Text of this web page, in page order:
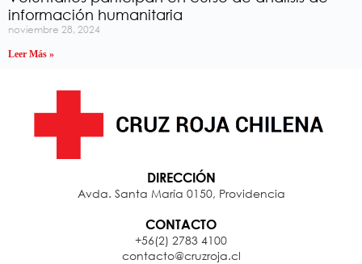
información humanitaria
noviembre 28, 2024
Leer Más »
DIRECCIÓN
Avda. Santa María 0150, Providencia
CONTACTO
+56(2) 2783 4100
contacto@cruzroja.cl